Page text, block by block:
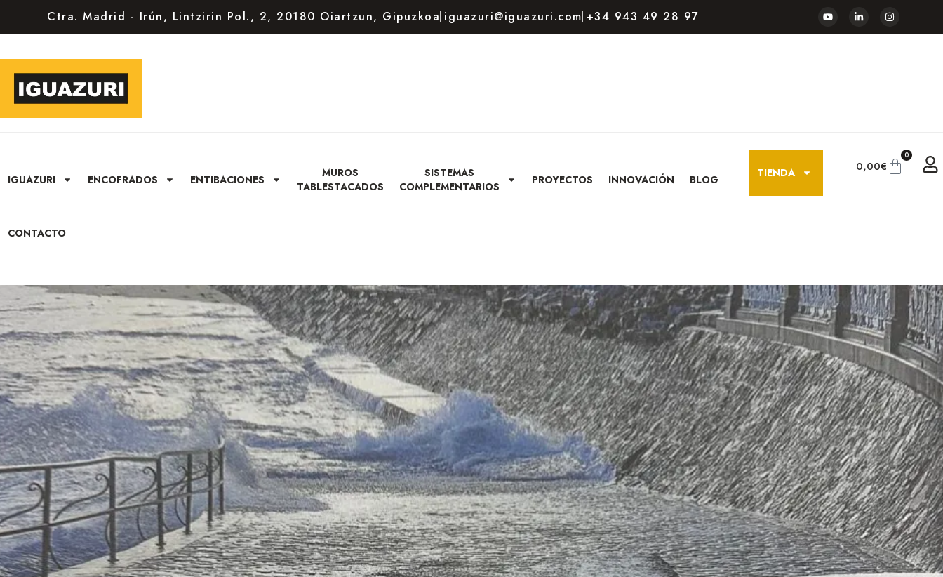
Ctra. Madrid - Irún, Lintzirin Pol., 2, 20180 Oiartzun, Gipuzkoa iguazuri@iguazuri.com +34 943 49 28 97
IGUAZURI ENCOFRADOS ENTIBACIONES
MUROS
TABLESTACADOS
SISTEMAS
COMPLEMENTARIOS
PROYECTOS INNOVACIÓN BLOG
CONTACTO
TIENDA 0,00€
0